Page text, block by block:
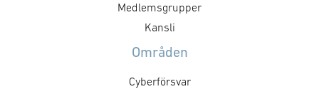
Medlemsgrupper
Kansli
Områden
Cyberförsvar